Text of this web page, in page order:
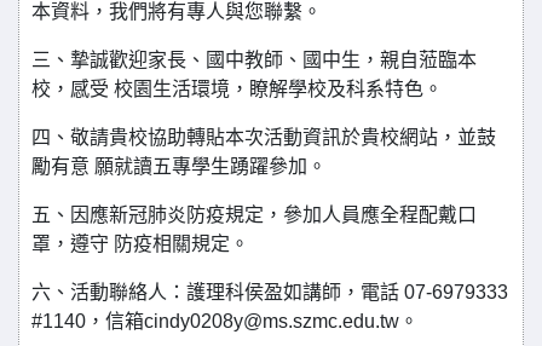
本資料，我們將有專人與您聯繫。
三、摯誠歡迎家長、國中教師、國中生，親自蒞臨本
校，感受 校園生活環境，瞭解學校及科系特色。
四、敬請貴校協助轉貼本次活動資訊於貴校網站，並鼓
勵有意 願就讀五專學生踴躍參加。
五、因應新冠肺炎防疫規定，參加人員應全程配戴口
罩，遵守 防疫相關規定。
六、活動聯絡人：護理科侯盈如講師，電話 07-6979333
#1140，信箱cindy0208y@ms.szmc.edu.tw。